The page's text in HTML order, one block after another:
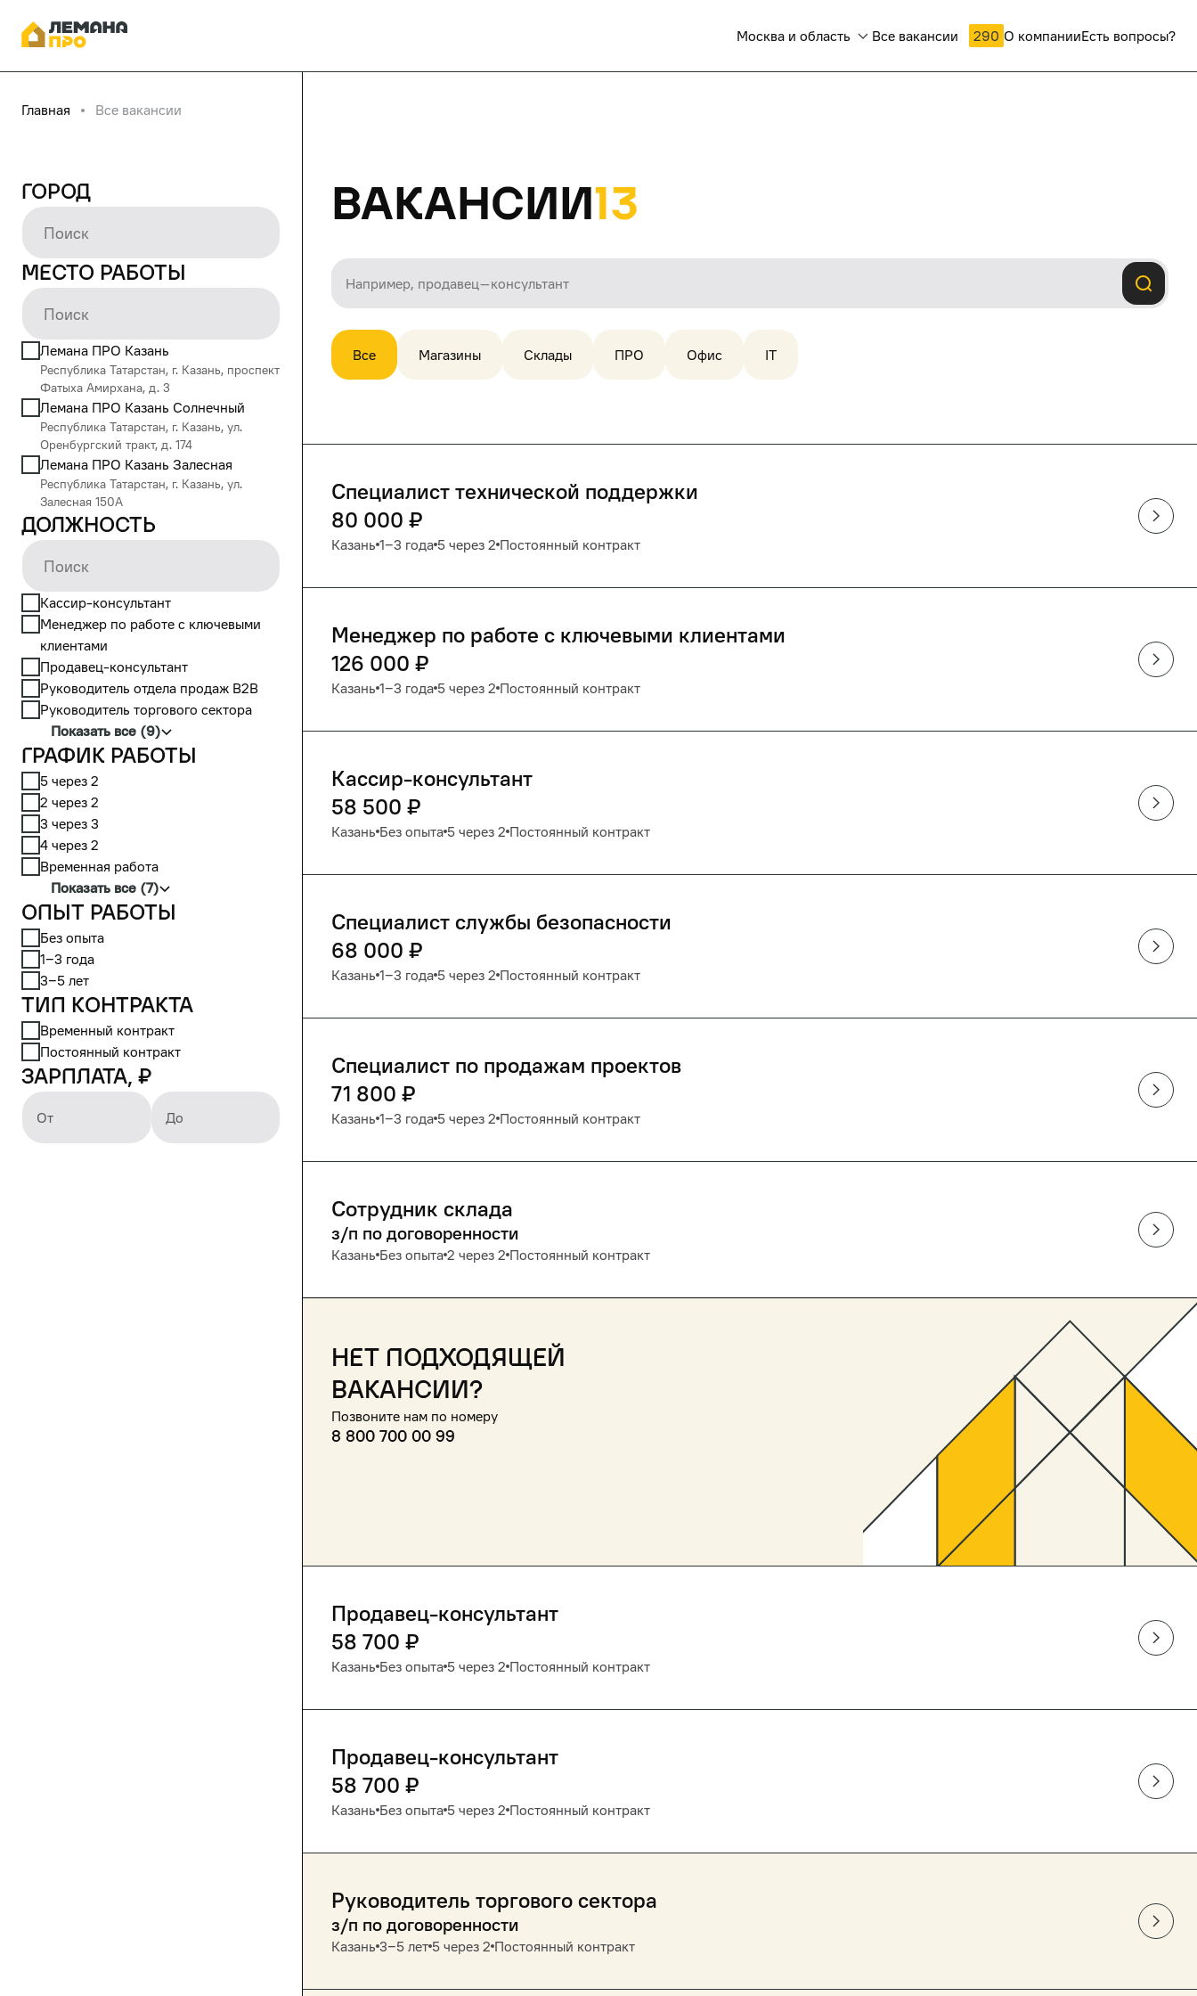
Москва и область Все вакансии 290 О компанииЕсть вопросы?
Главная Все вакансии
Город
Место работы
Лемана ПРО Казань
Республика Татарстан, г. Казань, проспект
Фатыха Амирхана, д. 3
Лемана ПРО Казань Солнечный
Республика Татарстан, г. Казань, ул.
Оренбургский тракт, д. 174
Лемана ПРО Казань Залесная
Республика Татарстан, г. Казань, ул.
Залесная 150А
Должность
Кассир-консультант
Менеджер по работе с ключевыми
клиентами
Продавец-консультант
Руководитель отдела продаж В2В
Руководитель торгового сектора
Показать все (9)
График работы
5 через 2
2 через 2
3 через 3
4 через 2
Временная работа
Показать все (7)
Опыт работы
Без опыта
1‒3 года
3‒5 лет
Тип контракта
Временный контракт
Постоянный контракт
Зарплата, ₽
От До
Вакансии13
Все Магазины Склады ПРО Офис IT
Специалист технической поддержки
80 000 ₽
Казань 1‒3 года 5 через 2 Постоянный контракт
Менеджер по работе с ключевыми клиентами
126 000 ₽
Казань 1‒3 года 5 через 2 Постоянный контракт
Кассир-консультант
58 500 ₽
Казань Без опыта 5 через 2 Постоянный контракт
Специалист службы безопасности
68 000 ₽
Казань 1‒3 года 5 через 2 Постоянный контракт
Специалист по продажам проектов
71 800 ₽
Казань 1‒3 года 5 через 2 Постоянный контракт
Сотрудник склада
з/п по договоренности
Казань Без опыта 2 через 2 Постоянный контракт
Нет подходящей
вакансии?
Позвоните нам по номеру
8 800 700 00 99
Продавец-консультант
58 700 ₽
Казань Без опыта 5 через 2 Постоянный контракт
Продавец-консультант
58 700 ₽
Казань Без опыта 5 через 2 Постоянный контракт
Руководитель торгового сектора
з/п по договоренности
Казань 3‒5 лет 5 через 2 Постоянный контракт